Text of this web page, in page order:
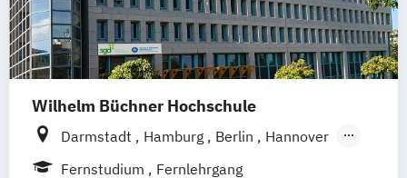
Wilhelm Büchner Hochschule
Darmstadt Hamburg Berlin
Hannover
Bonn
Nürnberg München
Fernstudium
Fernlehrgang